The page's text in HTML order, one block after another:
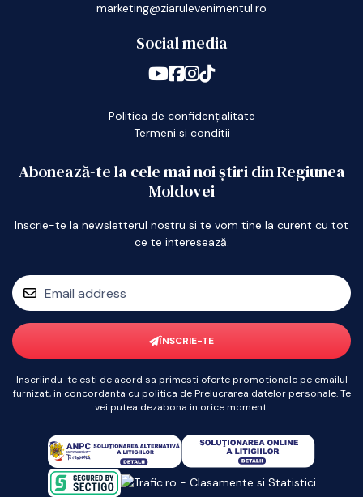
marketing@ziarulevenimentul.ro
Social media
Politica de confidențialitate
Termeni si conditii
Abonează-te la cele mai noi știri din Regiunea
Moldovei
Inscrie-te la newsletterul nostru si te vom tine la curent cu tot
ce te interesează.
ÎNSCRIE-TE
Inscriindu-te esti de acord sa primesti oferte promotionale pe emailul
furnizat, in concordanta cu politica de Prelucrarea datelor personale. Te
vei putea dezabona in orice moment.